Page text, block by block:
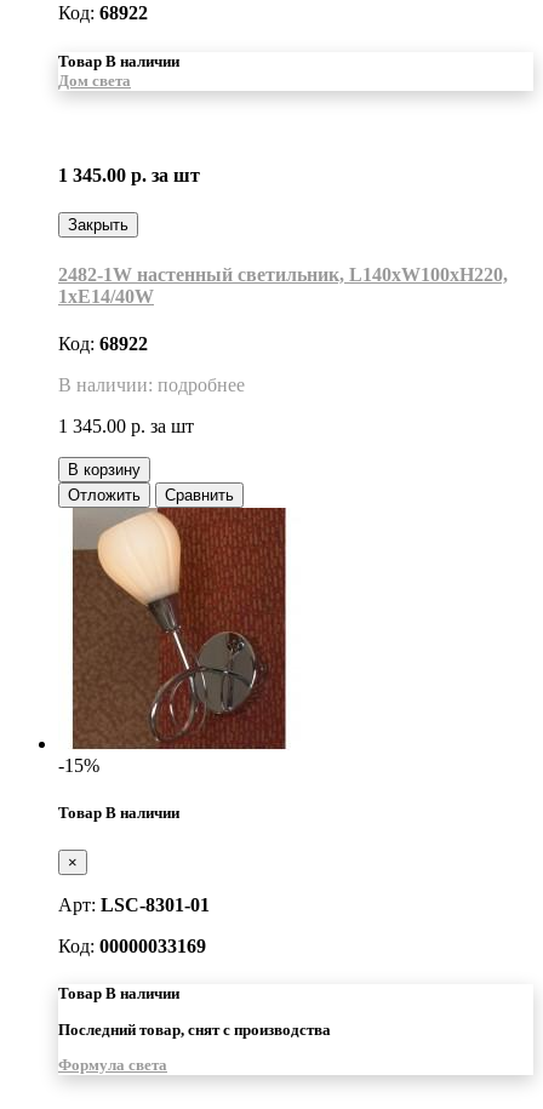
Код: 68922
Товар В наличии
Дом света
1 345.00 р. за шт
Закрыть
2482-1W настенный светильник, L140xW100хH220,
1xE14/40W
Код: 68922
В наличии: подробнее
1 345.00 р. за шт
В корзину
Отложить
Сравнить
-15%
Товар В наличии
×
Арт: LSC-8301-01
Код: 00000033169
Товар В наличии
Последний товар, снят с производства
Формула света